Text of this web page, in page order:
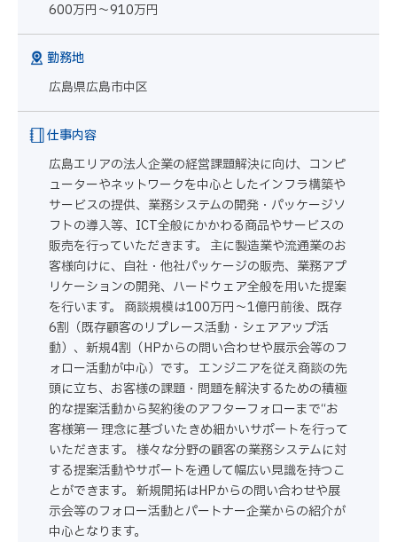
600万円～910万円
勤務地
広島県広島市中区
仕事内容
広島エリアの法人企業の経営課題解決に向け、コンピ
ューターやネットワークを中心としたインフラ構築や
サービスの提供、業務システムの開発・パッケージソ
フトの導入等、ICT全般にかかわる商品やサービスの
販売を行っていただきます。 主に製造業や流通業のお
客様向けに、自社・他社パッケージの販売、業務アプ
リケーションの開発、ハードウェア全般を用いた提案
を行います。 商談規模は100万円〜1億円前後、既存
6割（既存顧客のリプレース活動・シェアアップ活
動）、新規4割（HPからの問い合わせや展示会等のフ
ォロー活動が中心）です。 エンジニアを従え商談の先
頭に立ち、お客様の課題・問題を解決するための積極
的な提案活動から契約後のアフターフォローまで“お
客様第一 理念に基づいたきめ細かいサポートを行って
いただきます。 様々な分野の顧客の業務システムに対
する提案活動やサポートを通して幅広い見識を持つこ
とができます。 新規開拓はHPからの問い合わせや展
示会等のフォロー活動とパートナー企業からの紹介が
中心となります。